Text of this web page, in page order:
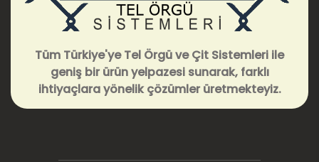
Tüm Türkiye'ye Tel Örgü ve Çit Sistemleri ile
geniş bir ürün yelpazesi sunarak, farklı
ihtiyaçlara yönelik çözümler üretmekteyiz.